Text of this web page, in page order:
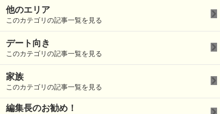
他のエリア
このカテゴリの記事一覧を見る
デート向き
このカテゴリの記事一覧を見る
家族
このカテゴリの記事一覧を見る
編集長のお勧め！